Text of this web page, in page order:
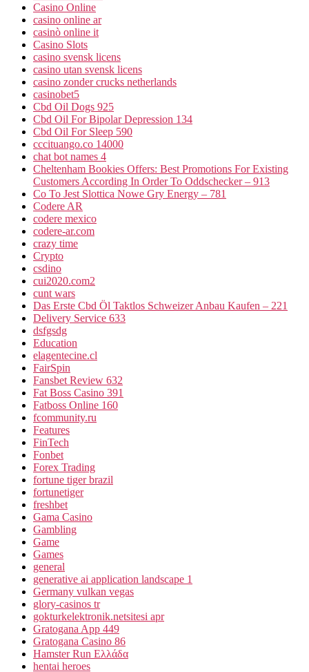
Casino Online
casino online ar
casinò online it
Casino Slots
casino svensk licens
casino utan svensk licens
casino zonder crucks netherlands
casinobet5
Cbd Oil Dogs 925
Cbd Oil For Bipolar Depression 134
Cbd Oil For Sleep 590
cccituango.co 14000
chat bot names 4
Cheltenham Bookies Offers: Best Promotions For Existing
Customers According In Order To Oddschecker – 913
Co To Jest Slottica Nowe Gry Energy – 781
Codere AR
codere mexico
codere-ar.com
crazy time
Crypto
csdino
cui2020.com2
cunt wars
Das Erste Cbd Öl Taktlos Schweizer Anbau Kaufen – 221
Delivery Service 633
dsfgsdg
Education
elagentecine.cl
FairSpin
Fansbet Review 632
Fat Boss Casino 391
Fatboss Online 160
fcommunity.ru
Features
FinTech
Fonbet
Forex Trading
fortune tiger brazil
fortunetiger
freshbet
Gama Casino
Gambling
Game
Games
general
generative ai application landscape 1
Germany vulkan vegas
glory-casinos tr
gokturkelektronik.netsitesi apr
Gratogana App 449
Gratogana Casino 86
Hamster Run Ελλάδα
hentai heroes